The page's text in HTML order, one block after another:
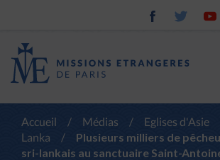
Accueil / Médias / Eglises d'Asie
Lanka
/
Plusieurs milliers de
sri-lankais au sanctuaire Saint-